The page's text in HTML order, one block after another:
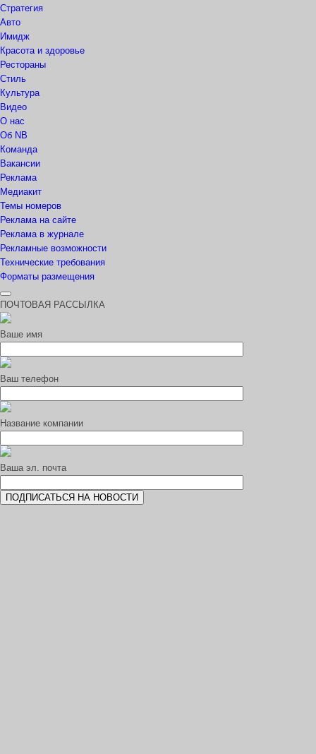
Стратегия
Авто
Имидж
Красота и здоровье
Рестораны
Стиль
Культура
Видео
О нас
Об NB
Команда
Вакансии
Реклама
Медиакит
Темы номеров
Реклама на сайте
Реклама в журнале
Рекламные возможности
Технические требования
Форматы размещения
ПОЧТОВАЯ РАССЫЛКА
Ваше имя
Ваш телефон
Название компании
Ваша эл. почта